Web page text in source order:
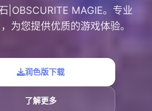
|OBSCURITE MAGIE。专业
为您提供优质的游戏体验。
润色版下载
了解更多